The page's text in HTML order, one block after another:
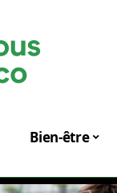
Bien-être